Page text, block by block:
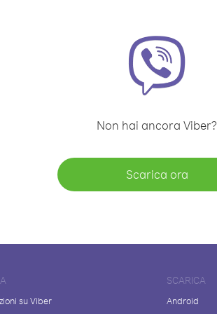
Non hai ancora Viber?
Scarica ora
su Viber
SCARICA
Android